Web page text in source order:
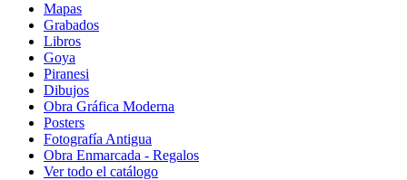
Mapas
Grabados
Libros
Goya
Piranesi
Dibujos
Obra Gráfica Moderna
Posters
Fotografía Antigua
Obra Enmarcada - Regalos
Ver todo el catálogo